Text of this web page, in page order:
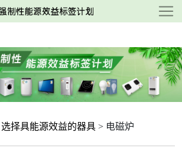
选择具能源效益的器具 > 电磁炉